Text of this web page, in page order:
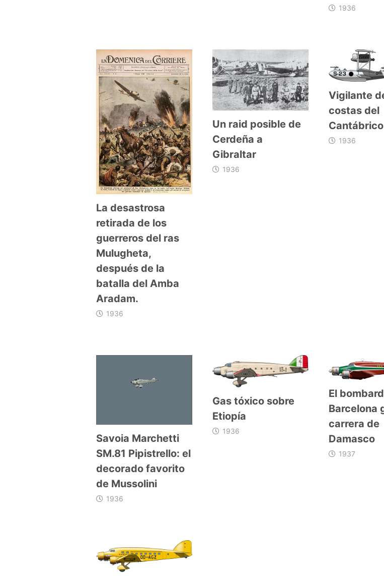
1936
La desastrosa
retirada de los
guerreros del ras
Mulugheta,
después de la
batalla del Amba
Aradam.
1936
Un raid posible de
Cerdeña a
Gibraltar
1936
Vigilante
costas del
Cantábrico
1936
Savoia Marchetti
SM.81 Pipistrello: el
decorado favorito
de Mussolini
1936
Gas tóxico sobre
Etiopía
1936
El
Barcelona
carrera de
Damasco
1937